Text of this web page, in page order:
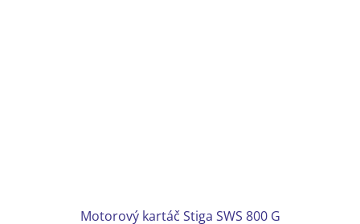
Motorový kartáč Stiga SWS 800 G